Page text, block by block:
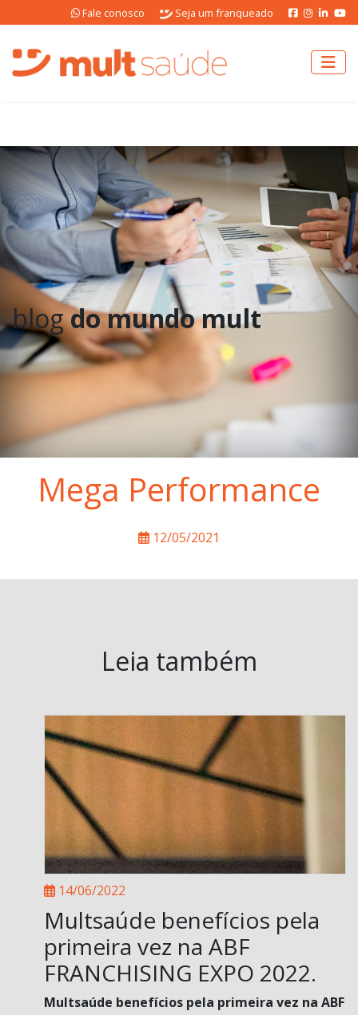
Fale conosco Seja um franqueado
blogdo mundo mult
Mega Performance
12/05/2021
Leia também
14/06/2022
Multsaúde benefícios pela
primeira vez na ABF
FRANCHISING EXPO 2022.
Multsaúde benefícios pela primeira vez na ABF